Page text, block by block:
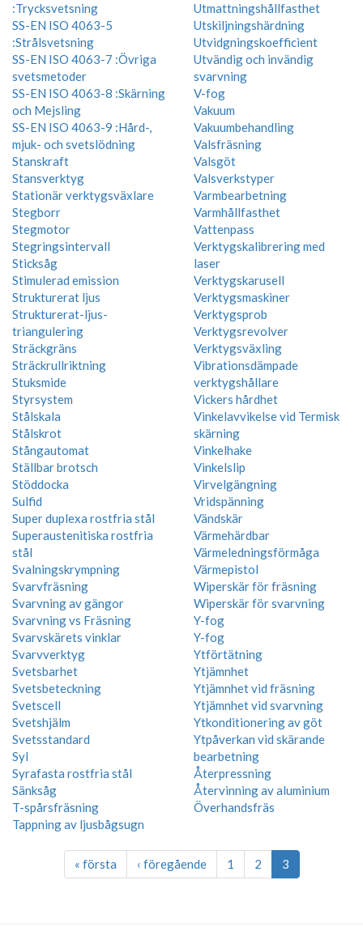
:Trycksvetsning
SS-EN ISO 4063-5
:Strålsvetsning
SS-EN ISO 4063-7 :Övriga
svetsmetoder
SS-EN ISO 4063-8 :Skärning
och Mejsling
SS-EN ISO 4063-9 :Hård-,
mjuk- och svetslödning
Stanskraft
Stansverktyg
Stationär verktygsväxlare
Stegborr
Stegmotor
Stegringsintervall
Sticksåg
Stimulerad emission
Strukturerat ljus
Strukturerat-ljus-
triangulering
Sträckgräns
Sträckrullriktning
Stuksmide
Styrsystem
Stålskala
Stålskrot
Stångautomat
Ställbar brotsch
Stöddocka
Sulfid
Super duplexa rostfria stål
Superaustenitiska rostfria
stål
Svalningskrympning
Svarvfräsning
Svarvning av gängor
Svarvning vs Fräsning
Svarvskärets vinklar
Svarvverktyg
Svetsbarhet
Svetsbeteckning
Svetscell
Svetshjälm
Svetsstandard
Syl
Syrafasta rostfria stål
Sänksåg
T-spårsfräsning
Tappning av ljusbågsugn
Utmattningshållfasthet
Utskiljningshärdning
Utvidgningskoefficient
Utvändig och invändig
svarvning
V-fog
Vakuum
Vakuumbehandling
Valsfräsning
Valsgöt
Valsverkstyper
Varmbearbetning
Varmhållfasthet
Vattenpass
Verktygskalibrering med
laser
Verktygskarusell
Verktygsmaskiner
Verktygsprob
Verktygsrevolver
Verktygsväxling
Vibrationsdämpade
verktygshållare
Vickers hårdhet
Vinkelavvikelse vid Termisk
skärning
Vinkelhake
Vinkelslip
Virvelgängning
Vridspänning
Vändskär
Värmehärdbar
Värmeledningsförmåga
Värmepistol
Wiperskär för fräsning
Wiperskär för svarvning
Y-fog
Y-fog
Ytförtätning
Ytjämnhet
Ytjämnhet vid fräsning
Ytjämnhet vid svarvning
Ytkonditionering av göt
Ytpåverkan vid skärande
bearbetning
Återpressning
Återvinning av aluminium
Överhandsfräs
« första ‹ föregående 1 2 3